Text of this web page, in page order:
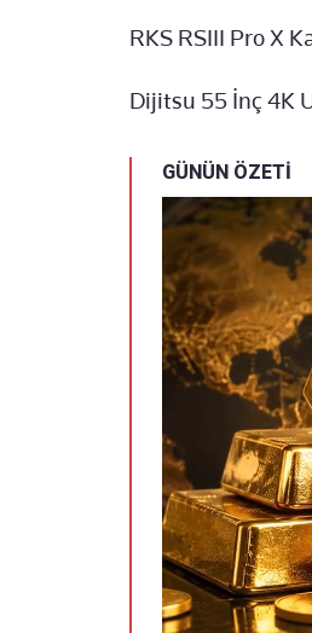
RKS RSIII Pro X
Dijitsu 55 İnç 4K
GÜNÜN ÖZETİ